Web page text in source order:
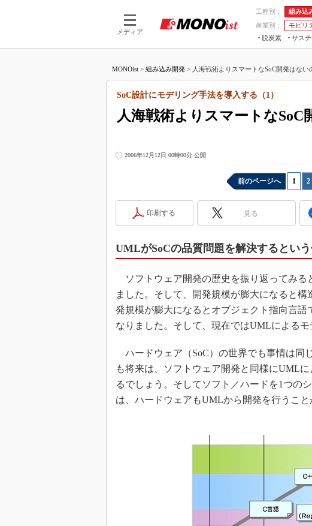
メディア
工程別： 組み込
産業別：
モビリ
脱炭素
サス
つながる工場
つながるサービス
AI×設備保全
MONOist > 組み込み開発 > 人海戦術よりスマートなSoC開発はない
人海戦術よりスマートなSoC
SoC設計にモデリング手法を導入する（1）
2006年12月12日 00時00分 公開
前のページへ 1 2
印刷する 見る
UMLがSoCの品質問題を解決するとい
ソフトウェア開発の歴史を振り返ってみる
ました。そして、開発規模が膨大になると
発規模が膨大になるとオブジェクト指向言
なりました。そして、現在ではUMLによるモ
ハードウェア（SoC）の世界でも事情は同
も将来は、ソフトウェア開発と同様にUML
るでしょう。そしてソフト／ハードを1つの
は、ハードウェアもUMLから開発を行うこと